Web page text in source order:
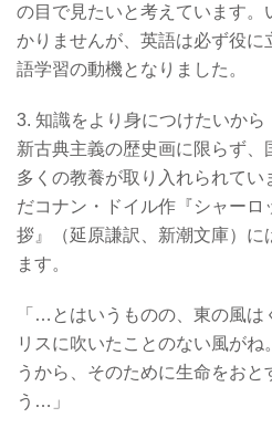
の目で見たいと考えています。
かりませんが、英語は必ず役に
語学習の動機となりました。
3. 知識をより身につけたいから
新古典主義の歴史画に限らず、
多くの教養が取り入れられてい
だコナン・ドイル作『シャー
拶』（延原謙訳、新潮文庫）に
ます。
「…とはいうものの、東の風
リスに吹いたことのない風がね
うから、そのために生命をおと
う…」